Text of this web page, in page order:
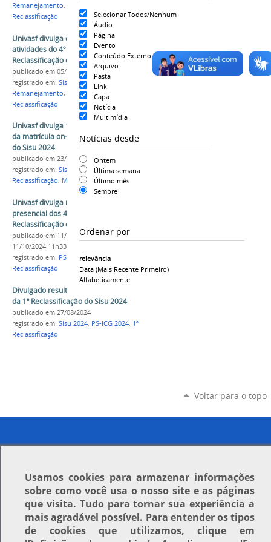
Selecionar Todos/Nenhum
Áudio
Página
Evento
Conteúdo Externo
Arquivo
Pasta
Link
Capa
Notícia
Multimídia
Notícias desde
Ontem
Última semana
Último mês
Sempre
Ordenar por
relevância
Data (mais Recente Primeiro)
Alfabeticamente
Remanejamento,
Reclassificação
Univasf divulga cronograma das próximas
atividades do 4º e 5º Remanejamentos e da 1ª
Reclassificação do Sisu 2024
publicado em 05/09/2024
registrado em: Sisu 2024 PS-ICG 2024
Remanejamento, 5º Remanejamento
Reclassificação
Univasf divulga 1ª Reclassificação e cronograma
da matrícula on-line para vagas remanescentes
do Sisu 2024
publicado em 23/08/2024
registrado em: Sisu 2024 PS-ICG 2024,1ª
Reclassificação, Matrícula
Univasf divulga resultado da matrícula
presencial dos 4º e 5º Remanejamentos e da 1ª
Reclassificação do Sisu 2024
publicado em 11/10/2024—última modificação
11/10/2024 11h33
registrado em: PS-ICG 2024,matrícula presencial
Reclassificação
Divulgado resultado parcial da matrícula on-line
da 1ª Reclassificação do Sisu 2024
publicado em 27/08/2024
registrado em: Sisu 2024, PS-ICG 2024, 1ª
Reclassificação
Voltar para o topo
Usamos cookiespara armazenar informações
sobre como você usa o nosso site e as páginas
que visita. Tudo para tornar sua experiência a
mais agradável possível. Para entender os tipos
de cookies que utilizamos, clique em